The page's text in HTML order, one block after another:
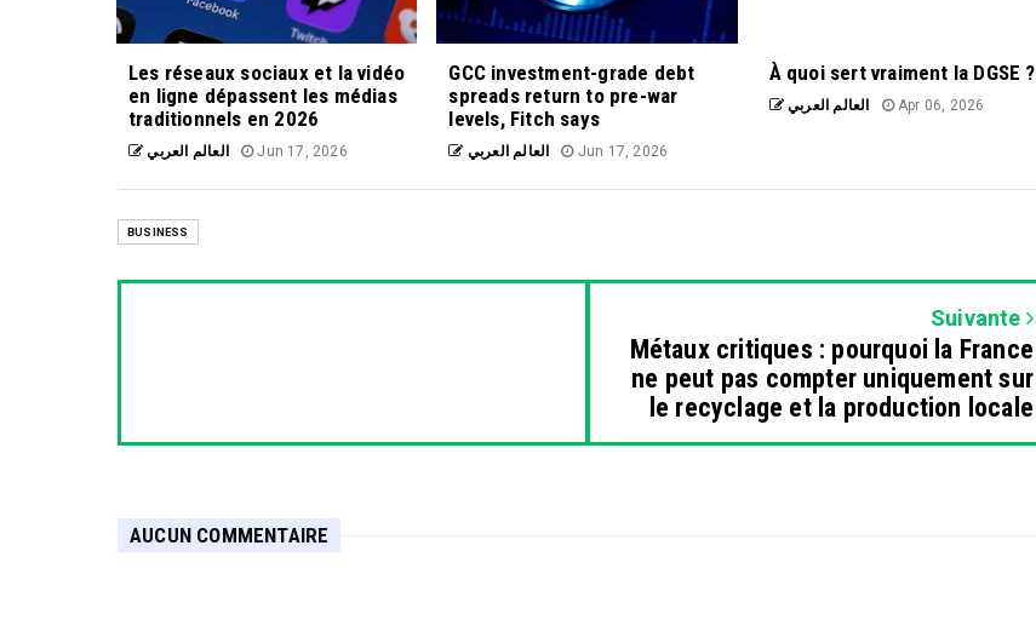
Les réseaux sociaux et la vidéo
en ligne dépassent les médias
traditionnels en 2026
العالم العربي Jun 17, 2026
GCC investment-grade debt
spreads return to pre-war
levels, Fitch says
العالم العربي Jun 17, 2026
À quoi sert vraiment la DGSE ?
العالم العربي Apr 06, 2026
BUSINESS
Suivante
Métaux critiques : pourquoi la France
ne peut pas compter uniquement sur
le recyclage et la production locale
AUCUN COMMENTAIRE